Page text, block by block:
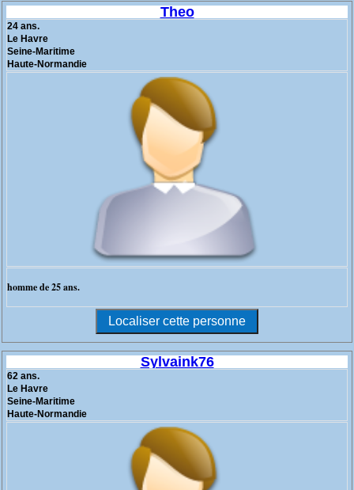
Theo
24 ans.
Le Havre
Seine-Maritime
Haute-Normandie
homme de 25 ans.
Sylvaink76
62 ans.
Le Havre
Seine-Maritime
Haute-Normandie